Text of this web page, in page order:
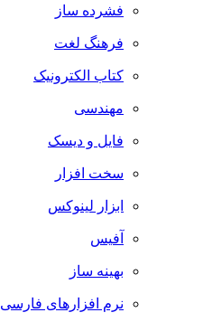
فشرده ساز
فرهنگ لغت
کتاب الکترونیک
مهندسی
فایل و دیسک
سخت افزار
ابزار لینوکس
آفیس
بهینه ساز
نرم افزارهای فارسی